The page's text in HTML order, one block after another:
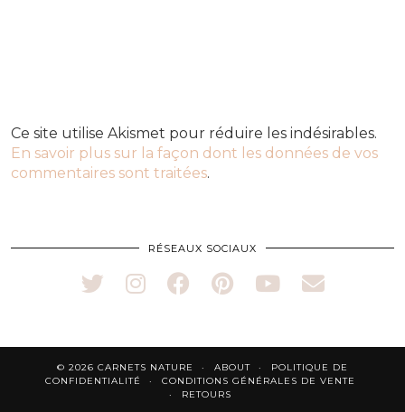
Ce site utilise Akismet pour réduire les indésirables.
En savoir plus sur la façon dont les données de vos
commentaires sont traitées.
RÉSEAUX SOCIAUX
© 2026 CARNETS NATURE ABOUT
POLITIQUE DE
CONFIDENTIALITÉ
CONDITIONS GÉNÉRALES DE VENTE
RETOURS